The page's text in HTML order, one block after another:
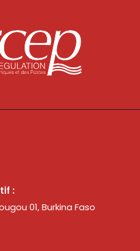
:
01, Burkina Faso